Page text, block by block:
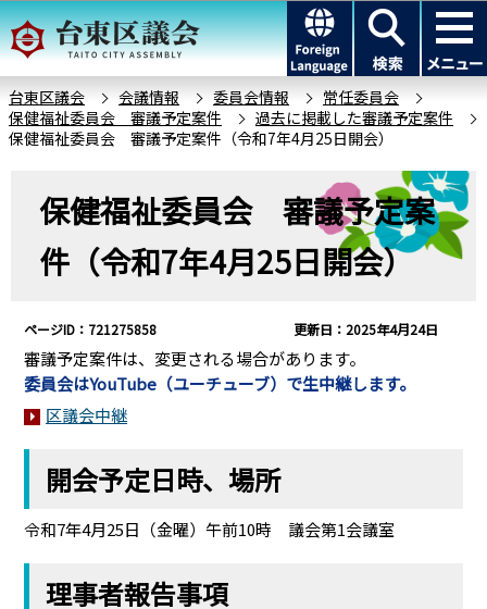
こ
の
ー
ジ
の
このページの本文へ移動
台東区議会 会議情報 委員会情報
常任委員会
保健福祉委員会 審議予定案件
過去に掲載した審議予定案件
保健福祉委員会 審議予定案件（令和7年4月25日開会）
保健福祉委員会 審議予定案
件（令和7年4月25日開会）
ページID：721275858 更新日：2025年4月24日
審議予定案件は、変更される場合があります。
委員会はYouTube（ユーチューブ）で生中継します。
区議会中継
開会予定日時、場所
令和7年4月25日（金曜）午前10時 議会第1会議室
理事者報告事項